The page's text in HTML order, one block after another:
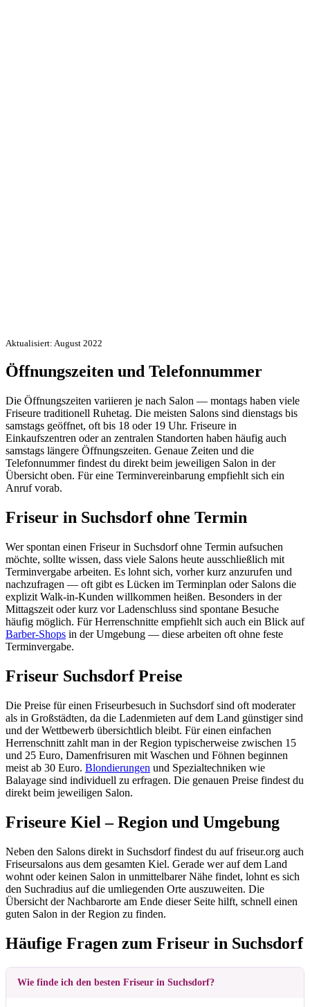
Aktualisiert: August 2022
Öffnungszeiten und Telefonnummer
Die Öffnungszeiten variieren je nach Salon — montags haben viele
Friseure traditionell Ruhetag. Die meisten Salons sind dienstags bis
samstags geöffnet, oft bis 18 oder 19 Uhr. Friseure in
Einkaufszentren oder an zentralen Standorten haben häufig auch
samstags längere Öffnungszeiten. Genaue Zeiten und die
Telefonnummer findest du direkt beim jeweiligen Salon in der
Übersicht oben. Für eine Terminvereinbarung empfiehlt sich ein
Anruf vorab.
Friseur in Suchsdorf ohne Termin
Wer spontan einen Friseur in Suchsdorf ohne Termin aufsuchen
möchte, sollte wissen, dass viele Salons heute ausschließlich mit
Terminvergabe arbeiten. Es lohnt sich, vorher kurz anzurufen und
nachzufragen — oft gibt es Lücken im Terminplan oder Salons die
explizit Walk-in-Kunden willkommen heißen. Besonders in der
Mittagszeit oder kurz vor Ladenschluss sind spontane Besuche
häufig möglich. Für Herrenschnitte empfiehlt sich auch ein Blick auf
Barber-Shops in der Umgebung — diese arbeiten oft ohne feste
Terminvergabe.
Friseur Suchsdorf Preise
Die Preise für einen Friseurbesuch in Suchsdorf sind oft moderater
als in Großstädten, da die Ladenmieten auf dem Land günstiger sind
und der Wettbewerb übersichtlich bleibt. Für einen einfachen
Herrenschnitt zahlt man in der Region typischerweise zwischen 15
und 25 Euro, Damenfrisuren mit Waschen und Föhnen beginnen
meist ab 30 Euro. Blondierungen und Spezialtechniken wie
Balayage sind individuell zu erfragen. Die genauen Preise findest du
direkt beim jeweiligen Salon.
Friseure Kiel – Region und Umgebung
Neben den Salons direkt in Suchsdorf findest du auf friseur.org auch
Friseursalons aus dem gesamten Kiel. Gerade wer auf dem Land
wohnt oder keinen Salon in unmittelbarer Nähe findet, lohnt es sich
den Suchradius auf die umliegenden Orte auszuweiten. Die
Übersicht der Nachbarorte am Ende dieser Seite hilft, schnell einen
guten Salon in der Region zu finden.
Häufige Fragen zum Friseur in Suchsdorf
Wie finde ich den besten Friseur in Suchsdorf?